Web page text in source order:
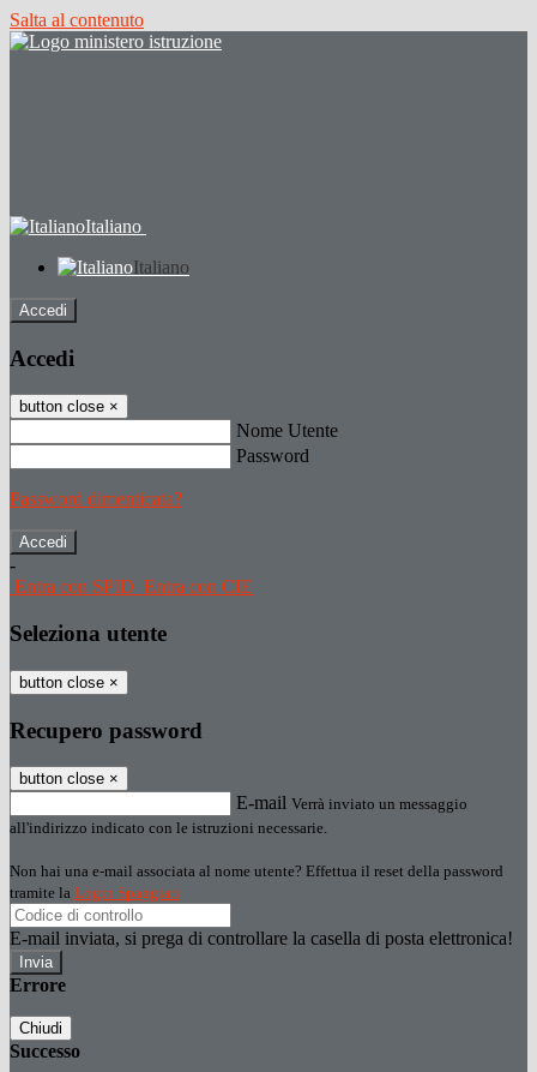
Salta al contenuto
Italiano
Italiano
Accedi
Accedi
button close ×
Nome Utente
Password
Password dimenticata?
-
Entra con SPID Entra con CIE
Seleziona utente
button close ×
Recupero password
button close ×
E-mail Verrà inviato un messaggio
all'indirizzo indicato con le istruzioni necessarie.
Non hai una e-mail associata al nome utente? Effettua il reset della password
tramite la Login Spaggiari
E-mail inviata, si prega di controllare la casella di posta elettronica!
Errore
Chiudi
Successo